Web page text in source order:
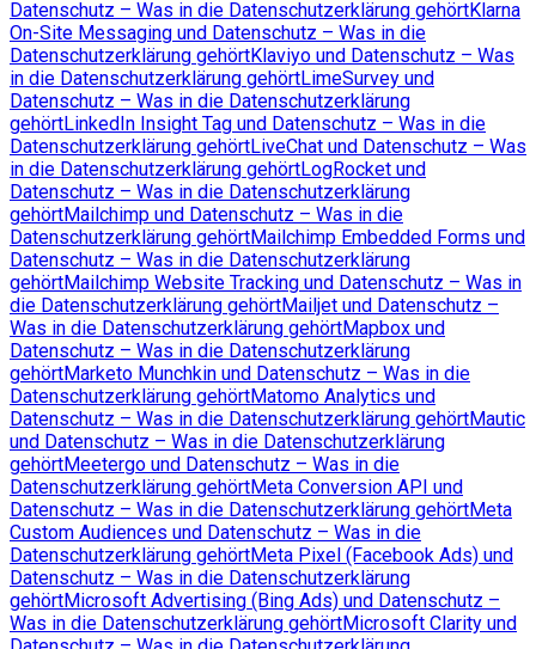
Datenschutz – Was in die Datenschutzerklärung gehörtKlarna
On-Site Messaging und Datenschutz – Was in die
Datenschutzerklärung gehörtKlaviyo und Datenschutz – Was
in die Datenschutzerklärung gehörtLimeSurvey und
Datenschutz – Was in die Datenschutzerklärung
gehörtLinkedIn Insight Tag und Datenschutz – Was in die
Datenschutzerklärung gehörtLiveChat und Datenschutz – Was
in die Datenschutzerklärung gehörtLogRocket und
Datenschutz – Was in die Datenschutzerklärung
gehörtMailchimp und Datenschutz – Was in die
Datenschutzerklärung gehörtMailchimp Embedded Forms und
Datenschutz – Was in die Datenschutzerklärung
gehörtMailchimp Website Tracking und Datenschutz – Was in
die Datenschutzerklärung gehörtMailjet und Datenschutz –
Was in die Datenschutzerklärung gehörtMapbox und
Datenschutz – Was in die Datenschutzerklärung
gehörtMarketo Munchkin und Datenschutz – Was in die
Datenschutzerklärung gehörtMatomo Analytics und
Datenschutz – Was in die Datenschutzerklärung gehörtMautic
und Datenschutz – Was in die Datenschutzerklärung
gehörtMeetergo und Datenschutz – Was in die
Datenschutzerklärung gehörtMeta Conversion API und
Datenschutz – Was in die Datenschutzerklärung gehörtMeta
Custom Audiences und Datenschutz – Was in die
Datenschutzerklärung gehörtMeta Pixel (Facebook Ads) und
Datenschutz – Was in die Datenschutzerklärung
gehörtMicrosoft Advertising (Bing Ads) und Datenschutz –
Was in die Datenschutzerklärung gehörtMicrosoft Clarity und